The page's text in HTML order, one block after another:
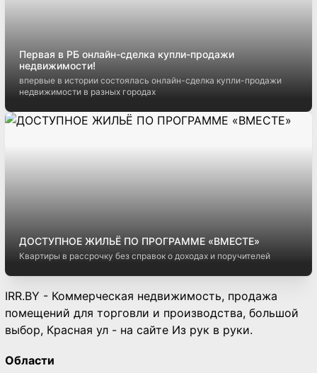
Первая в РБ онлайн-сделка купли-продажи
недвижимости!
впервые в истории состоялась онлайн-сделка купли-продажи
недвижимости в разных городах
ДОСТУПНОЕ ЖИЛЬЁ ПО ПРОГРАММЕ «ВМЕСТЕ»
Квартиры в рассрочку без справок о доходах и поручителей
IRR.BY - Коммерческая недвижимость, продажа
помещений для торговли и производства, большой
выбор, Красная ул - на сайте Из рук в руки.
Области